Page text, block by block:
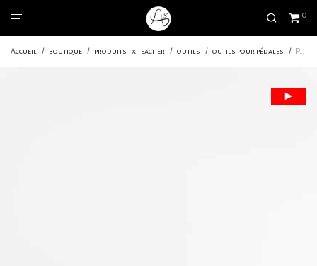
0
Accueil / boutique / produits fx teacher / outils / outils pour pédales / Panne de rechange RX802AS | Made in Japan